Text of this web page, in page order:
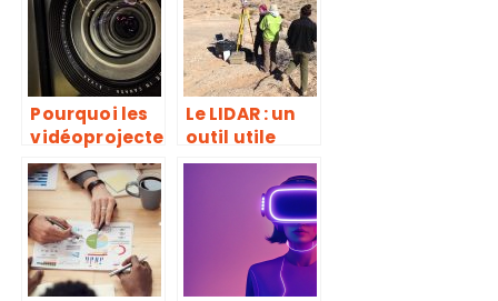
Pourquoi les
vidéoprojecte
urs 4k de
BenQ sont-ils
les meilleurs
du marché ?
Le LIDAR : un
outil utile
dans
différents
domaines